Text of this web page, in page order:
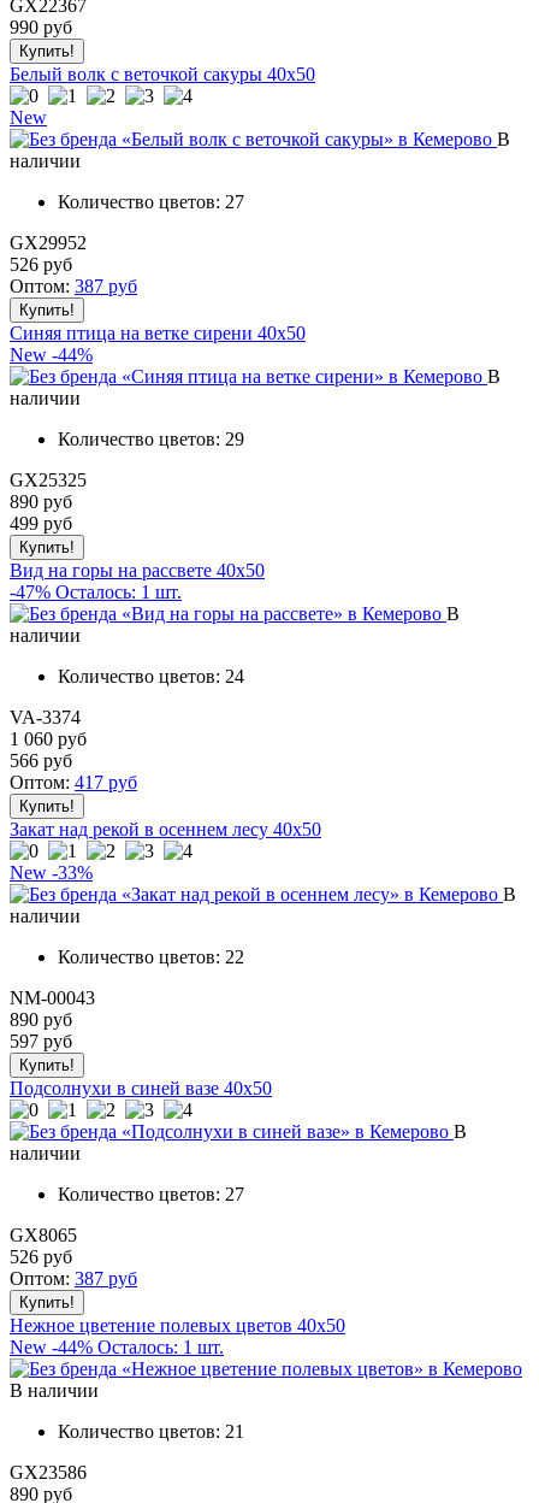
GX22367
990 руб
Белый волк с веточкой сакуры 40x50
New
В
наличии
Количество цветов: 27
GX29952
526 руб
Оптом: 387 руб
Синяя птица на ветке сирени 40x50
New -44%
В
наличии
Количество цветов: 29
GX25325
890 руб
499 руб
Вид на горы на рассвете 40х50
-47% Осталось: 1 шт.
В
наличии
Количество цветов: 24
VA-3374
1 060 руб
566 руб
Оптом: 417 руб
Закат над рекой в осеннем лесу 40x50
New -33%
В
наличии
Количество цветов: 22
NM-00043
890 руб
597 руб
Подсолнухи в синей вазе 40x50
В
наличии
Количество цветов: 27
GX8065
526 руб
Оптом: 387 руб
Нежное цветение полевых цветов 40x50
New -44% Осталось: 1 шт.
В наличии
Количество цветов: 21
GX23586
890 руб